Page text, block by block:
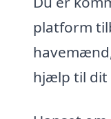
platform
hjælp til dit